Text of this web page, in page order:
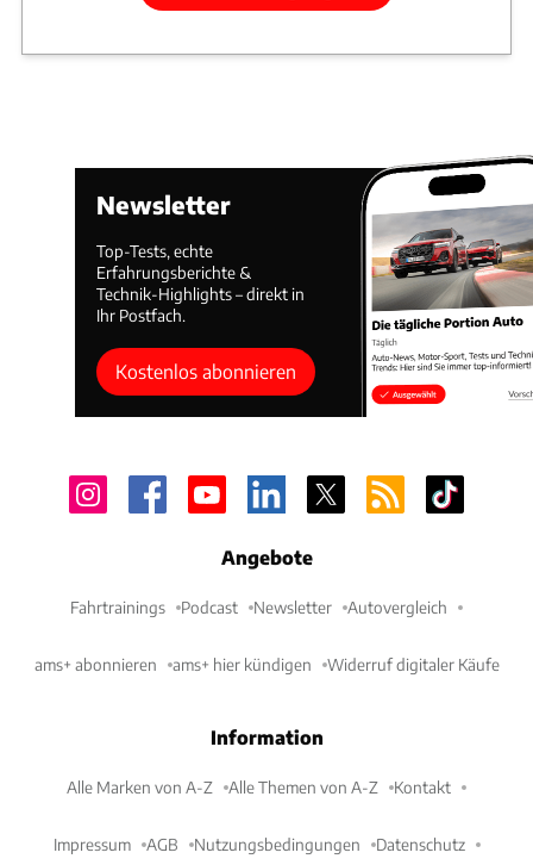
Newsletter
Top-Tests, echte
Erfahrungsberichte &
Technik-Highlights – direkt in
Ihr Postfach.
Kostenlos abonnieren
Angebote
Fahrtrainings Podcast Newsletter Autovergleich
ams+ abonnieren ams+ hier kündigen Widerruf digitaler Käufe
Information
Alle Marken von A-Z Alle Themen von A-Z Kontakt
Impressum AGB Nutzungsbedingungen Datenschutz